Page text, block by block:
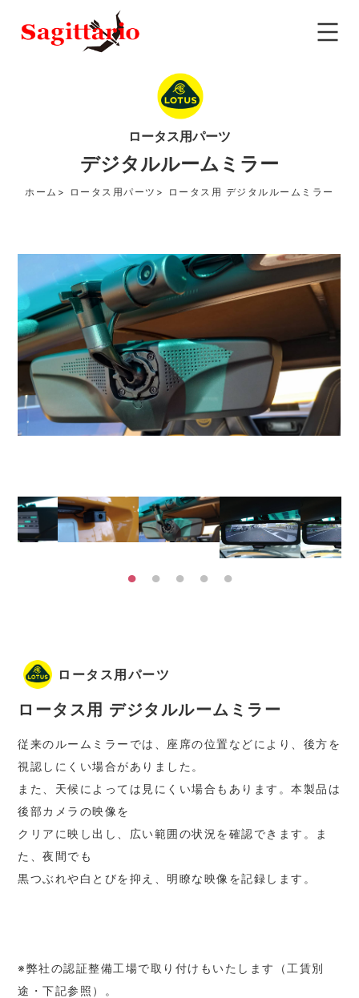
ロータス用パーツ
デジタルルームミラー
ホーム ロータス用パーツ ロータス用 デジタルルームミラー
ロータス用パーツ
ロータス用 デジタルルームミラー
従来のルームミラーでは、座席の位置などにより、後方を
視認しにくい場合がありました。
また、天候によっては見にくい場合もあります。本製品は
後部カメラの映像を
クリアに映し出し、広い範囲の状況を確認できます。ま
た、夜間でも
黒つぶれや白とびを抑え、明瞭な映像を記録します。
※弊社の認証整備工場で取り付けもいたします（工賃別
途・下記参照）。